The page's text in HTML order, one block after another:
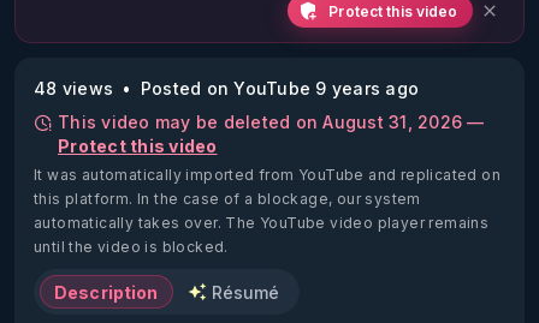
Protect this video
48 views
Posted on YouTube 9 years ago
This video may be deleted on August 31, 2026 —
Protect this video
It was automatically imported from YouTube and replicated on
this platform. In the case of a blockage, our system
automatically takes over. The YouTube video player remains
until the video is blocked.
Description Résumé